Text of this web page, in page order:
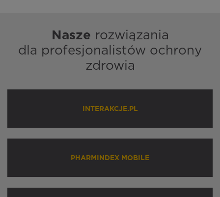
Nasze rozwiązania
dla profesjonalistów ochrony
zdrowia
INTERAKCJE.PL
PHARMINDEX MOBILE